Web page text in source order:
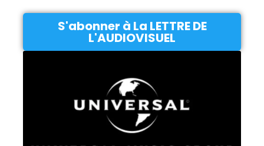
S'abonner à La LETTRE DE
L'AUDIOVISUEL